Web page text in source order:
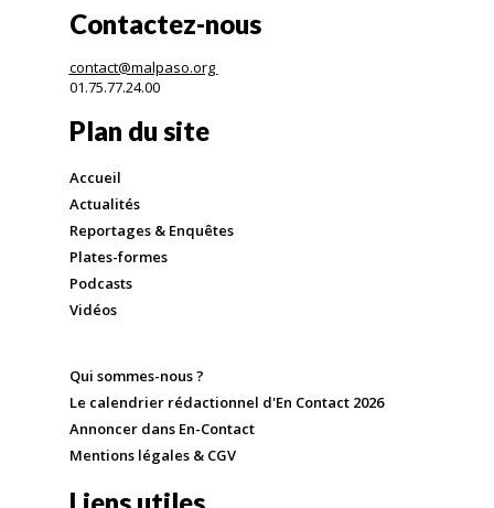
Contactez-nous
contact@malpaso.org
01.75.77.24.00
Plan du site
Accueil
Actualités
Reportages & Enquêtes
Plates-formes
Podcasts
Vidéos
Qui sommes-nous ?
Le calendrier rédactionnel d'En Contact 2026
Annoncer dans En-Contact
Mentions légales & CGV
Liens utiles